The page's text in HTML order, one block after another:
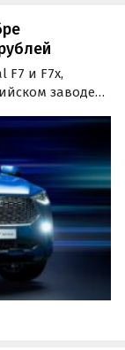
F7 и F7x,
заводе
в декабре
в размере…